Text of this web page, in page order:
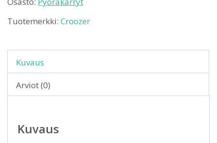
Tuotemerkki: Croozer
Kuvaus
Arviot (0)
Kuvaus